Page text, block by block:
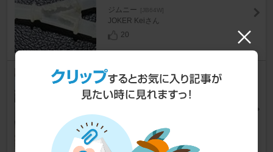
ジムニー [JB64W]
JOKER Keiさん
20
2号車のヘッドライトクリーニ
ング
Cocacchiさん
252